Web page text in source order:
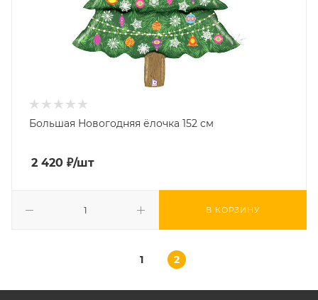
Большая Новогодняя ёлочка 152 см
2 420 ₽/шт
В КОРЗИНУ
1 2